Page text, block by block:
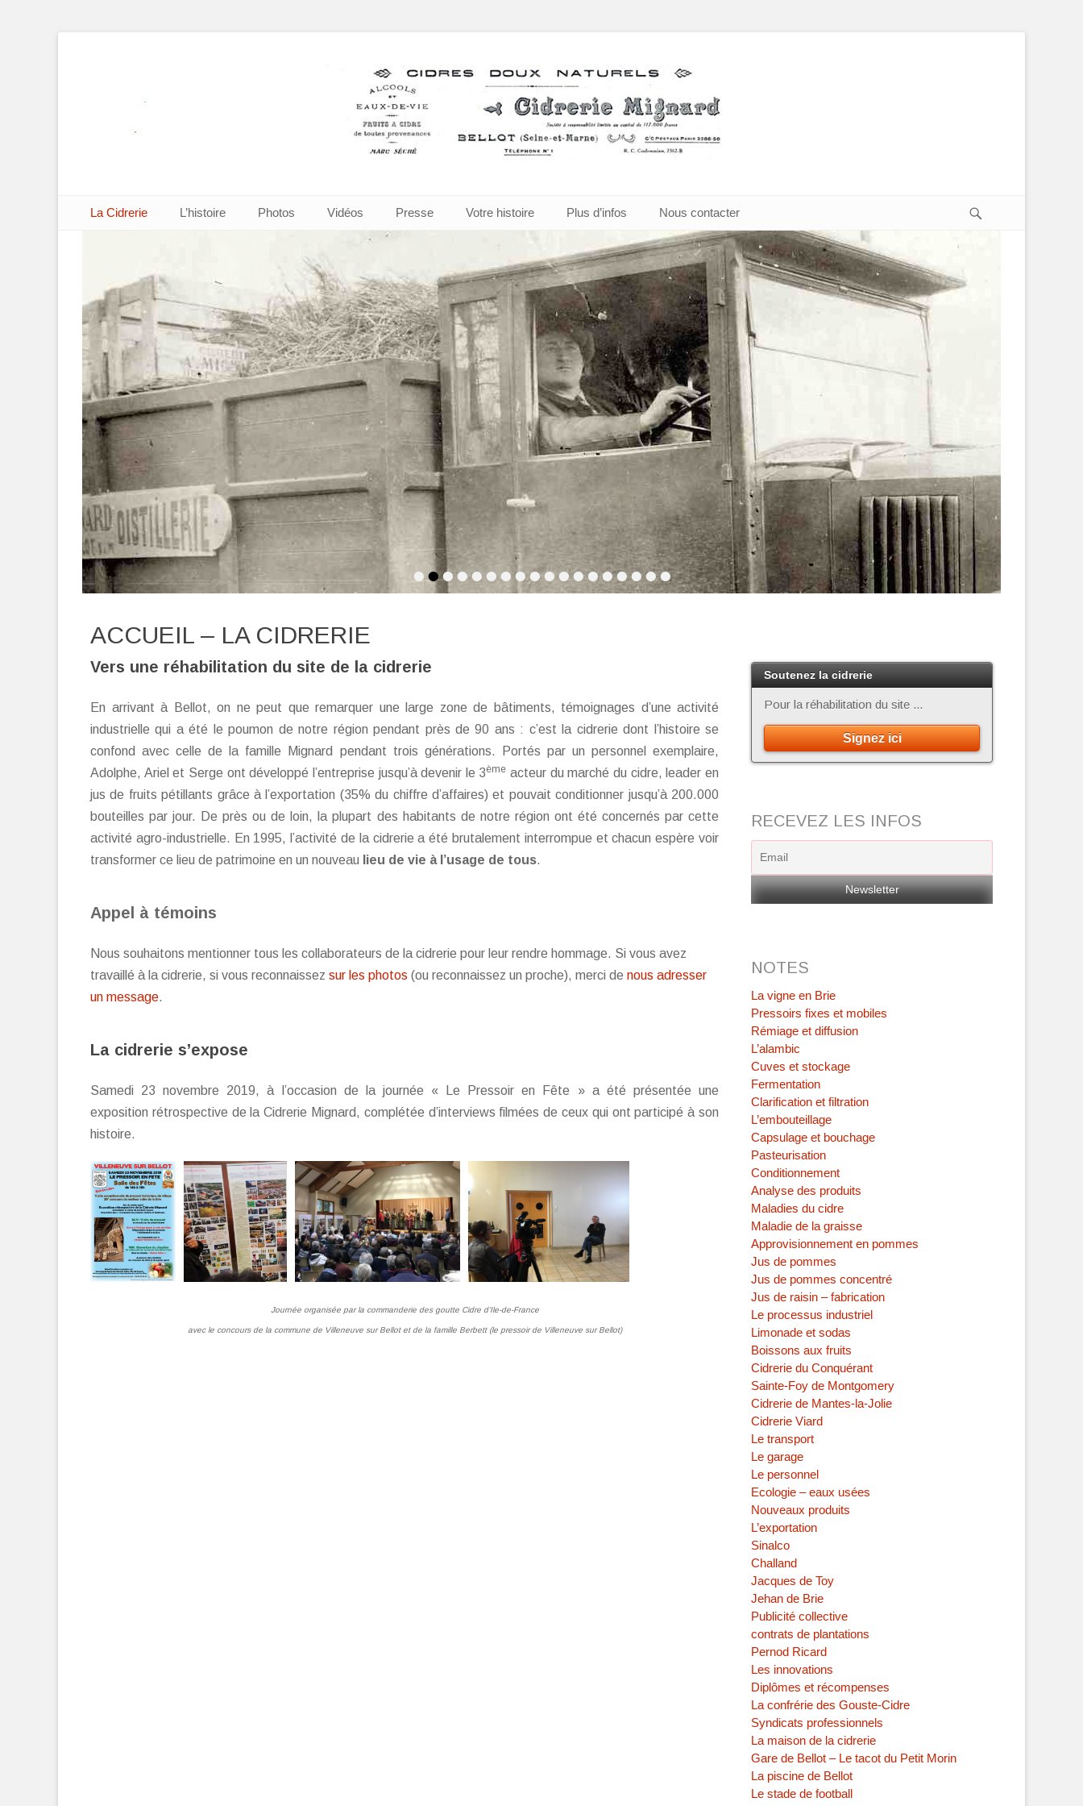
Cidrerie Mignard à Bellot
Premier menu
La Cidrerie L’histoire Photos Vidéos Presse Votre histoire Plus d’infos Nous contacter
••••••••••••••••••
ACCUEIL – LA CIDRERIE
Vers une réhabilitation du site de la cidrerie
En arrivant à Bellot, on ne peut que remarquer une large zone de bâtiments, témoignages d’une activité
industrielle qui a été le poumon de notre région pendant près de 90 ans : c’est la cidrerie dont l’histoire se
confond avec celle de la famille Mignard pendant trois générations. Portés par un personnel exemplaire,
Adolphe, Ariel et Serge ont développé l’entreprise jusqu’à devenir le 3ème acteur du marché du cidre, leader en
jus de fruits pétillants grâce à l’exportation (35% du chiffre d’affaires) et pouvait conditionner jusqu’à 200.000
bouteilles par jour. De près ou de loin, la plupart des habitants de notre région ont été concernés par cette
activité agro-industrielle. En 1995, l’activité de la cidrerie a été brutalement interrompue et chacun espère voir
transformer ce lieu de patrimoine en un nouveau lieu de vie à l’usage de tous.
Appel à témoins
Nous souhaitons mentionner tous les collaborateurs de la cidrerie pour leur rendre hommage. Si vous avez
travaillé à la cidrerie, si vous reconnaissez sur les photos (ou reconnaissez un proche), merci de nous adresser
un message.
La cidrerie s’expose
Samedi 23 novembre 2019, à l’occasion de la journée « Le Pressoir en Fête » a été présentée une
exposition rétrospective de la Cidrerie Mignard, complétée d’interviews filmées de ceux qui ont participé à son
histoire.
Journée organisée par la commanderie des goutte Cidre d’Ile-de-France
avec le concours de la commune de Villeneuve sur Bellot et de la famille Berbett (le pressoir de Villeneuve sur Bellot)
Soutenez la cidrerie
Pour la réhabilitation du site ...
Signez ici
RECEVEZ LES INFOS
NOTES
La vigne en Brie
Pressoirs fixes et mobiles
Rémiage et diffusion
L’alambic
Cuves et stockage
Fermentation
Clarification et filtration
L’embouteillage
Capsulage et bouchage
Pasteurisation
Conditionnement
Analyse des produits
Maladies du cidre
Maladie de la graisse
Approvisionnement en pommes
Jus de pommes
Jus de pommes concentré
Jus de raisin – fabrication
Le processus industriel
Limonade et sodas
Boissons aux fruits
Cidrerie du Conquérant
Sainte-Foy de Montgomery
Cidrerie de Mantes-la-Jolie
Cidrerie Viard
Le transport
Le garage
Le personnel
Ecologie – eaux usées
Nouveaux produits
L’exportation
Sinalco
Challand
Jacques de Toy
Jehan de Brie
Publicité collective
contrats de plantations
Pernod Ricard
Les innovations
Diplômes et récompenses
La confrérie des Gouste-Cidre
Syndicats professionnels
La maison de la cidrerie
Gare de Bellot – Le tacot du Petit Morin
La piscine de Bellot
Le stade de football